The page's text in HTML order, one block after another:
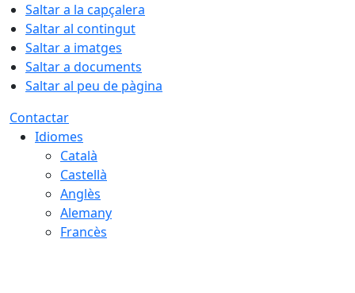
Saltar a la capçalera
Saltar al contingut
Saltar a imatges
Saltar a documents
Saltar al peu de pàgina
Contactar
Idiomes
Català
Castellà
Anglès
Alemany
Francès